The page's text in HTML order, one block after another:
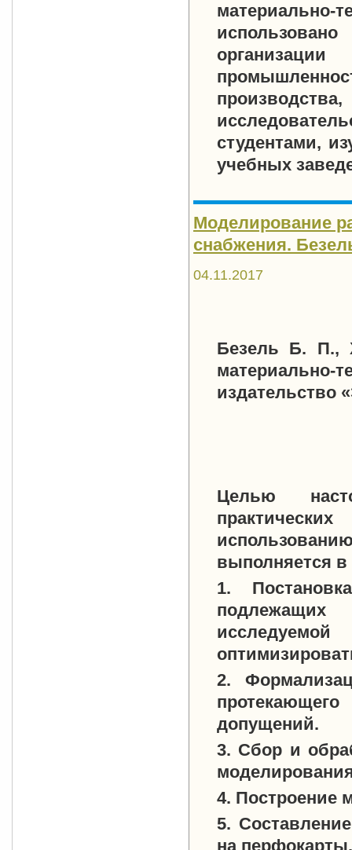
студентами,
учебных
Моделирование
снабжения.
04.11.2017
Безель Б. П.,
материально-
издательство
Целью
выполняется
1.
2.
допущений.
3. Сбор и
4. Построение
5.
на